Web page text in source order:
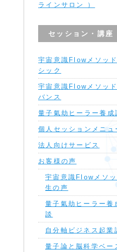
ラインサロン ）
セッション・講座
宇宙意識Flowメソッ
シック
宇宙意識Flowメソッ
バンス
量子氣劫ヒーラー養成
個人セッションメニュ
法人向けサービス
お客様の声
宇宙意識Flowメソ
生の声
量子氣劫ヒーラー養
談
自分軸ビジネス起業
量子論と脳科学ベー